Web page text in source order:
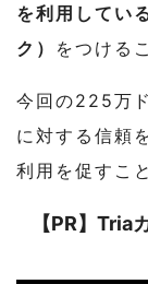
を利用してい
ク）
をつける
今回の225万
に対する信頼
利用を促すこ
【PR】Tria